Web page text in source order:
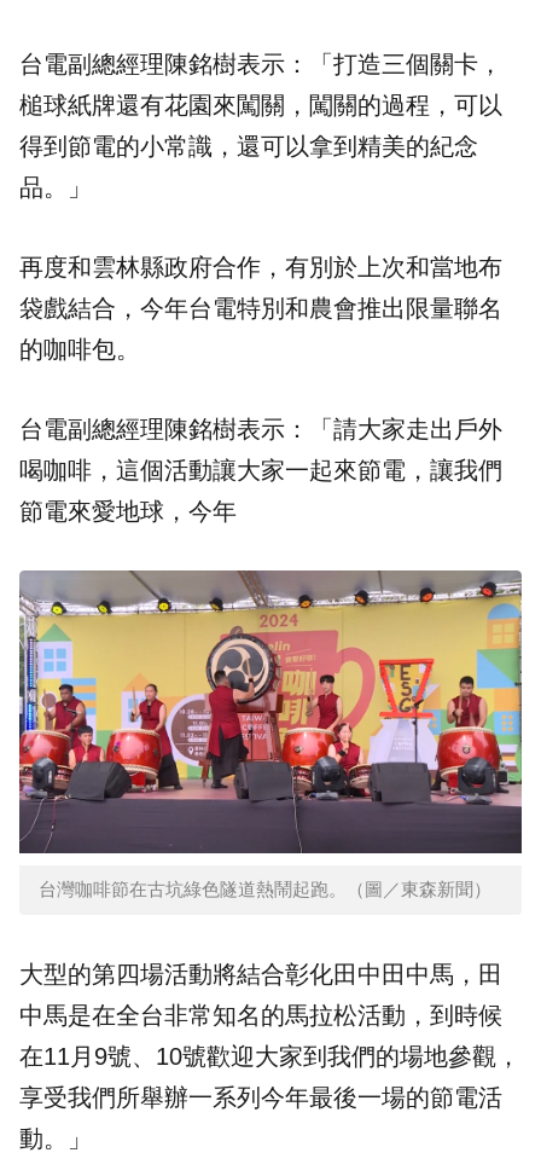
台電副總經理陳銘樹表示：「打造三個關卡，
槌球紙牌還有花園來闖關，闖關的過程，可以
得到節電的小常識，還可以拿到精美的紀念
品。」
再度和雲林縣政府合作，有別於上次和當地布
袋戲結合，今年台電特別和農會推出限量聯名
的咖啡包。
台電副總經理陳銘樹表示：「請大家走出戶外
喝咖啡，這個活動讓大家一起來節電，讓我們
節電來愛地球，今年
台灣咖啡節在古坑綠色隧道熱鬧起跑。（圖／東森新聞）
大型的第四場活動將結合彰化田中田中馬，田
中馬是在全台非常知名的馬拉松活動，到時候
在11月9號、10號歡迎大家到我們的場地參觀，
享受我們所舉辦一系列今年最後一場的節電活
動。」